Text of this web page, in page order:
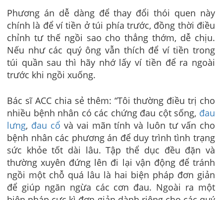
Phương án dễ dàng để thay đổi thói quen này
chính là để ví tiền ở túi phía trước, đồng thời điều
chỉnh tư thế ngồi sao cho thẳng thớm, dễ chịu.
Nếu như các quý ông vẫn thích để ví tiền trong
túi quần sau thì hãy nhớ lấy ví tiền để ra ngoài
trước khi ngồi xuống.
Bác sĩ ACC chia sẻ thêm: “Tôi thường điều trị cho
nhiều bệnh nhân có các chứng đau cột sống, đau
lưng, đau cổ và vai mãn tính và luôn tư vấn cho
bệnh nhân các phương án để duy trình tình trạng
sức khỏe tốt dài lâu. Tập thể dục đều đặn và
thường xuyên đứng lên đi lại vận động để tránh
ngồi một chỗ quá lâu là hai biện pháp đơn giản
để giúp ngăn ngừa các cơn đau. Ngoài ra một